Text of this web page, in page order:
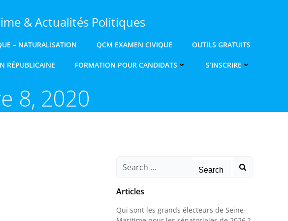
& Actualités Politiques
– NATURALISATION QCM EXAMEN CIVIQUE OUTILS GRATUITS
RÉPUBLICAINE FORMATION POUR CANDIDATS S’INSCRIRE
8, 2020
for:
Articles
Qui sont les grands électeurs de Seine-